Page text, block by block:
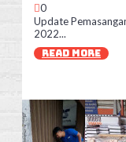
0
Update
2022...
READ MORE